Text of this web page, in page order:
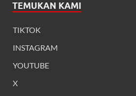
TEMUKAN KAMI
TIKTOK
INSTAGRAM
YOUTUBE
X